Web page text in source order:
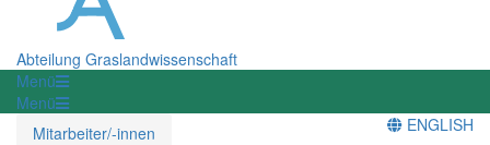
Abteilung Graslandwissenschaft
Menü
Menü
Mitarbeiter/-innen
ENGLISH